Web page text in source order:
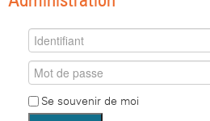
Se souvenir de moi